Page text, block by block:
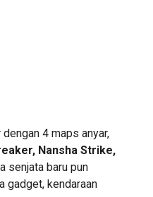
4 maps anyar,
Nansha Strike,
senjata baru pun
gadget, kendaraan